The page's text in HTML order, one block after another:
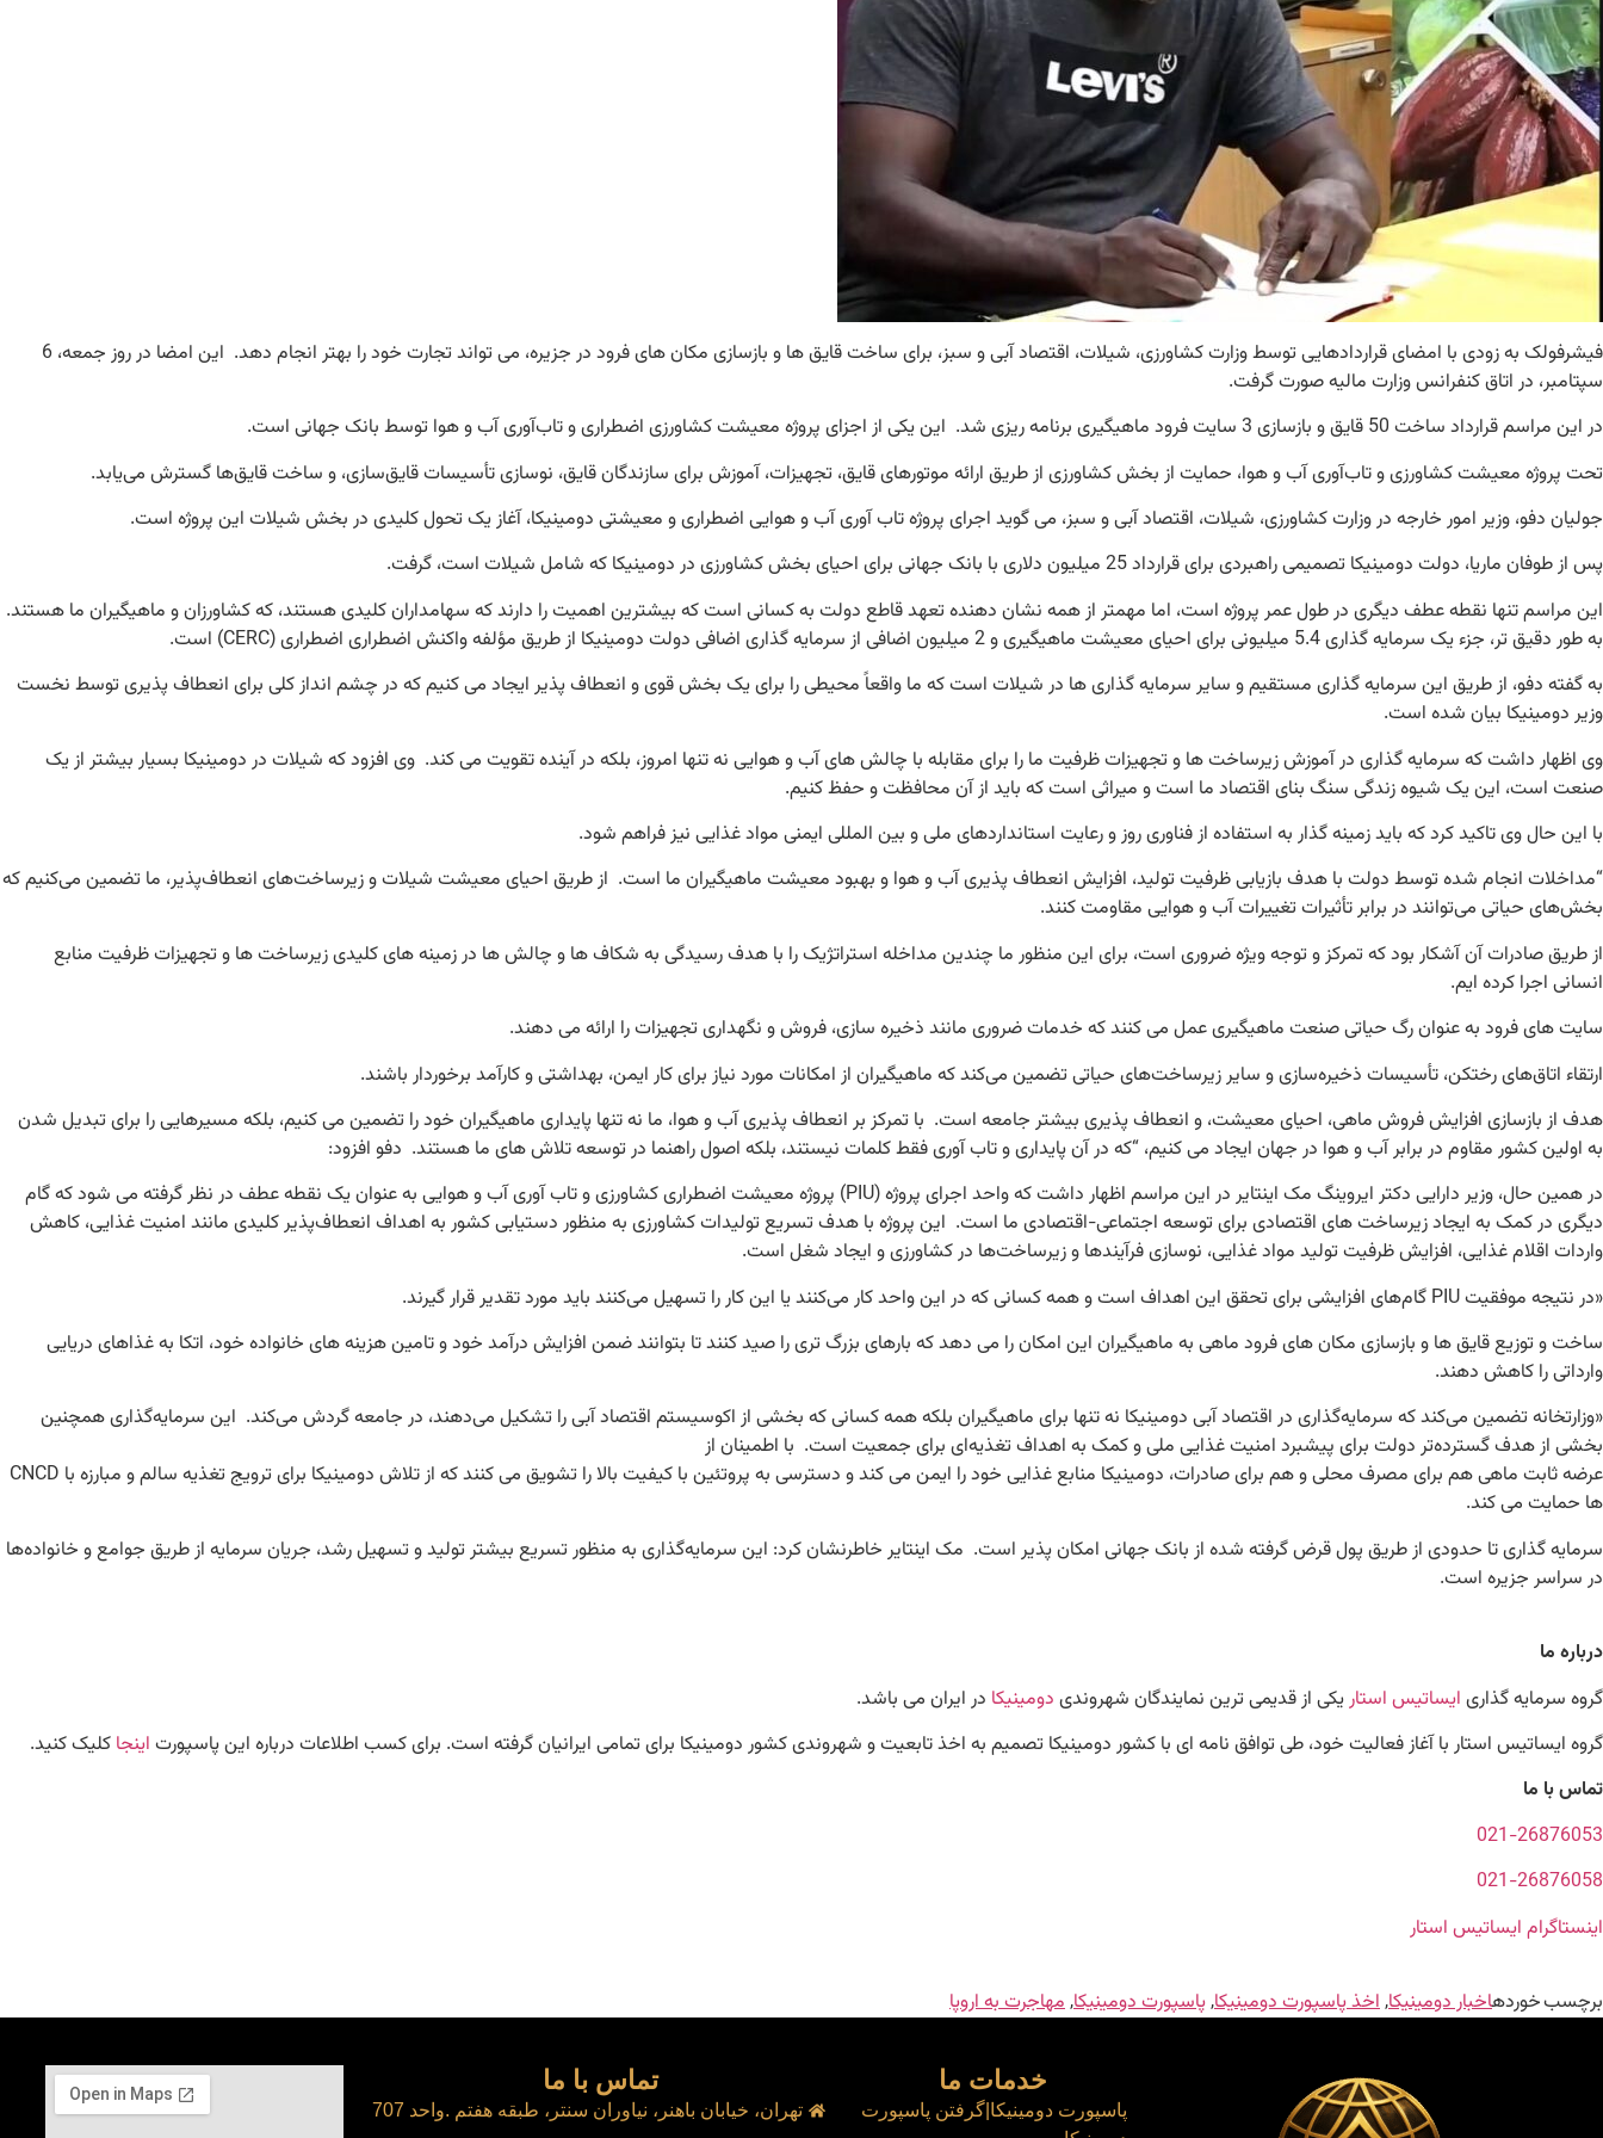
فیشرفولک به زودی با امضای قراردادهایی توسط وزارت کشاورزی، شیلات، اقتصاد آبی و سبز، برای ساخت قایق ها و بازسازی مکان های فرود در جزیره، می تواند تجارت خود را بهتر انجام دهد. این امضا در روز جمعه، 6
سپتامبر، در اتاق کنفرانس وزارت مالیه صورت گرفت.
در این مراسم قرارداد ساخت 50 قایق و بازسازی 3 سایت فرود ماهیگیری برنامه ریزی شد. این یکی از اجزای پروژه معیشت کشاورزی اضطراری و تاب‌آوری آب و هوا توسط بانک جهانی است.
تحت پروژه معیشت کشاورزی و تاب‌آوری آب و هوا، حمایت از بخش کشاورزی از طریق ارائه موتورهای قایق، تجهیزات، آموزش برای سازندگان قایق، نوسازی تأسیسات قایق‌سازی، و ساخت قایق‌ها گسترش می‌یابد.
جولیان دفو، وزیر امور خارجه در وزارت کشاورزی، شیلات، اقتصاد آبی و سبز، می گوید اجرای پروژه تاب آوری آب و هوایی اضطراری و معیشتی دومینیکا، آغاز یک تحول کلیدی در بخش شیلات این پروژه است.
پس از طوفان ماریا، دولت دومینیکا تصمیمی راهبردی برای قرارداد 25 میلیون دلاری با بانک جهانی برای احیای بخش کشاورزی در دومینیکا که شامل شیلات است، گرفت.
این مراسم تنها نقطه عطف دیگری در طول عمر پروژه است، اما مهمتر از همه نشان دهنده تعهد قاطع دولت به کسانی است که بیشترین اهمیت را دارند که سهامداران کلیدی هستند، که کشاورزان و ماهیگیران ما هستند.
به طور دقیق تر، جزء یک سرمایه گذاری 5.4 میلیونی برای احیای معیشت ماهیگیری و 2 میلیون اضافی از سرمایه گذاری اضافی دولت دومینیکا از طریق مؤلفه واکنش اضطراری اضطراری (CERC) است.
به گفته دفو، از طریق این سرمایه گذاری مستقیم و سایر سرمایه گذاری ها در شیلات است که ما واقعاً محیطی را برای یک بخش قوی و انعطاف پذیر ایجاد می کنیم که در چشم انداز کلی برای انعطاف پذیری توسط نخست
وزیر دومینیکا بیان شده است.
وی اظهار داشت که سرمایه گذاری در آموزش زیرساخت ها و تجهیزات ظرفیت ما را برای مقابله با چالش های آب و هوایی نه تنها امروز، بلکه در آینده تقویت می کند. وی افزود که شیلات در دومینیکا بسیار بیشتر از یک
صنعت است، این یک شیوه زندگی سنگ بنای اقتصاد ما است و میراثی است که باید از آن محافظت و حفظ کنیم.
با این حال وی تاکید کرد که باید زمینه گذار به استفاده از فناوری روز و رعایت استانداردهای ملی و بین المللی ایمنی مواد غذایی نیز فراهم شود.
“مداخلات انجام شده توسط دولت با هدف بازیابی ظرفیت تولید، افزایش انعطاف پذیری آب و هوا و بهبود معیشت ماهیگیران ما است. از طریق احیای معیشت شیلات و زیرساخت‌های انعطاف‌پذیر، ما تضمین می‌کنیم که
بخش‌های حیاتی می‌توانند در برابر تأثیرات تغییرات آب و هوایی مقاومت کنند.
از طریق صادرات آن آشکار بود که تمرکز و توجه ویژه ضروری است، برای این منظور ما چندین مداخله استراتژیک را با هدف رسیدگی به شکاف ها و چالش ها در زمینه های کلیدی زیرساخت ها و تجهیزات ظرفیت منابع
انسانی اجرا کرده ایم.
سایت های فرود به عنوان رگ حیاتی صنعت ماهیگیری عمل می کنند که خدمات ضروری مانند ذخیره سازی، فروش و نگهداری تجهیزات را ارائه می دهند.
ارتقاء اتاق‌های رختکن، تأسیسات ذخیره‌سازی و سایر زیرساخت‌های حیاتی تضمین می‌کند که ماهیگیران از امکانات مورد نیاز برای کار ایمن، بهداشتی و کارآمد برخوردار باشند.
هدف از بازسازی افزایش فروش ماهی، احیای معیشت، و انعطاف پذیری بیشتر جامعه است. با تمرکز بر انعطاف پذیری آب و هوا، ما نه تنها پایداری ماهیگیران خود را تضمین می کنیم، بلکه مسیرهایی را برای تبدیل شدن
به اولین کشور مقاوم در برابر آب و هوا در جهان ایجاد می کنیم، “که در آن پایداری و تاب آوری فقط کلمات نیستند، بلکه اصول راهنما در توسعه تلاش های ما هستند. دفو افزود:
در همین حال، وزیر دارایی دکتر ایروینگ مک اینتایر در این مراسم اظهار داشت که واحد اجرای پروژه (PIU) پروژه معیشت اضطراری کشاورزی و تاب آوری آب و هوایی به عنوان یک نقطه عطف در نظر گرفته می شود که گام
دیگری در کمک به ایجاد زیرساخت های اقتصادی برای توسعه اجتماعی-اقتصادی ما است. این پروژه با هدف تسریع تولیدات کشاورزی به منظور دستیابی کشور به اهداف انعطاف‌پذیر کلیدی مانند امنیت غذایی، کاهش
واردات اقلام غذایی، افزایش ظرفیت تولید مواد غذایی، نوسازی فرآیندها و زیرساخت‌ها در کشاورزی و ایجاد شغل است.
«در نتیجه موفقیت PIU گام‌های افزایشی برای تحقق این اهداف است و همه کسانی که در این واحد کار می‌کنند یا این کار را تسهیل می‌کنند باید مورد تقدیر قرار گیرند.
ساخت و توزیع قایق ها و بازسازی مکان های فرود ماهی به ماهیگیران این امکان را می دهد که بارهای بزرگ تری را صید کنند تا بتوانند ضمن افزایش درآمد خود و تامین هزینه های خانواده خود، اتکا به غذاهای دریایی
وارداتی را کاهش دهند.
«وزارتخانه تضمین می‌کند که سرمایه‌گذاری در اقتصاد آبی دومینیکا نه تنها برای ماهیگیران بلکه همه کسانی که بخشی از اکوسیستم اقتصاد آبی را تشکیل می‌دهند، در جامعه گردش می‌کند. این سرمایه‌گذاری همچنین
بخشی از هدف گسترده‌تر دولت برای پیشبرد امنیت غذایی ملی و کمک به اهداف تغذیه‌ای برای جمعیت است. با اطمینان از
عرضه ثابت ماهی هم برای مصرف محلی و هم برای صادرات، دومینیکا منابع غذایی خود را ایمن می کند و دسترسی به پروتئین با کیفیت بالا را تشویق می کنند که از تلاش دومینیکا برای ترویج تغذیه سالم و مبارزه با CNCD
ها حمایت می کند.
سرمایه گذاری تا حدودی از طریق پول قرض گرفته شده از بانک جهانی امکان پذیر است. مک اینتایر خاطرنشان کرد: این سرمایه‌گذاری به منظور تسریع بیشتر تولید و تسهیل رشد، جریان سرمایه از طریق جوامع و خانواده‌ها
در سراسر جزیره است.
درباره ما
گروه سرمایه گذاری ایساتیس استاریکی از قدیمی ترین نمایندگان شهروندی دومینیکا در ایران می باشد.
گروه ایساتیس استار با آغاز فعالیت خود، طی توافق نامه ای با کشور دومینیکا تصمیم به اخذ تابعیت و شهروندی کشور دومینیکا برای تمامی ایرانیان گرفته است. برای کسب اطلاعات درباره این پاسپورت اینجا کلیک کنید.
تماس با ما
021-26876053
021-26876058
اینستاگرام ایساتیس استار
برچسب خوردهاخبار دومینیکا,اخذ پاسپورت دومینیکا,پاسپورت دومینیکا,مهاجرت به اروپا
خدمات ما
پاسپورت دومینیکا|گرفتن پاسپورت
تماس با ما
تهران، خیابان باهنر، نیاوران سنتر، طبقه هفتم .واحد 707